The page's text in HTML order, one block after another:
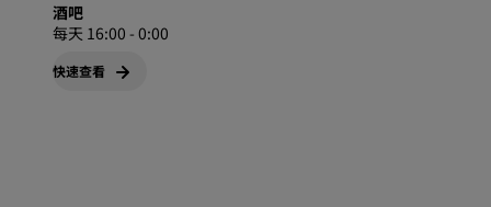
酒吧
每天 16:00 - 0:00
快速查看